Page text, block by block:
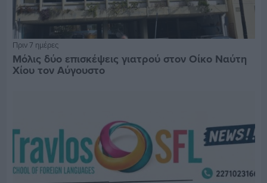
Πριν 7 ημέρες
Μόλις δύο επισκέψεις γιατρού στον Οίκο Ναύτη
Χίου τον Αύγουστο